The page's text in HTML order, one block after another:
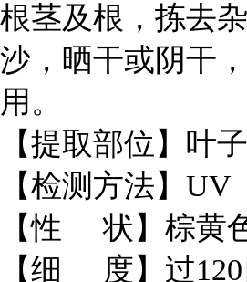
根茎及根，拣去
沙，晒干或阴干
用。
【提取部位】叶子
【检测方法】UV
【性 状】棕黄
【细 度】过120